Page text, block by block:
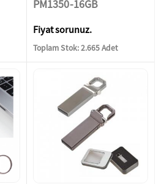
PM1350-16GB
Fiyat sorunuz.
Toplam Stok: 2.665 Adet